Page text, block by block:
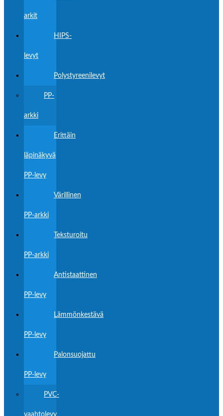
arkit
HIPS-
levyt
Polystyreenilevyt
PP-
arkki
Erittäin
läpinäkyvä
PP-levy
Värillinen
PP-arkki
Teksturoitu
PP-arkki
Antistaattinen
PP-levy
Lämmönkestävä
PP-levy
Palonsuojattu
PP-levy
PVC-
vaahtolevy